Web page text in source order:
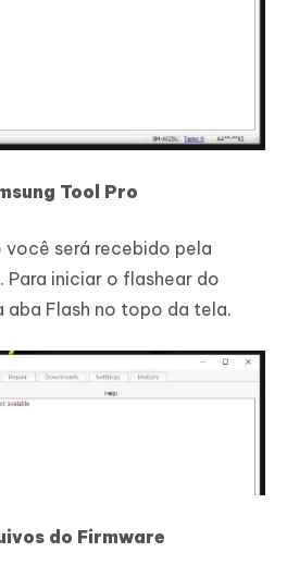
Tool Pro
você será recebido pela
iniciar o flashear do
aba Flash no topo da tela.
do Firmware